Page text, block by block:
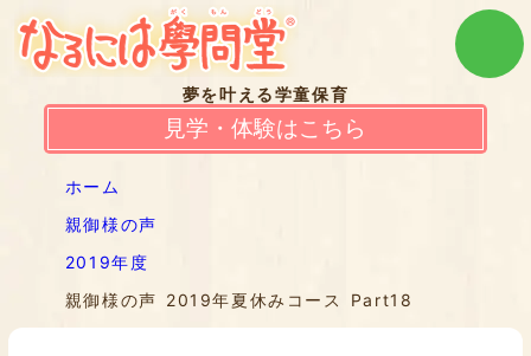
夢を叶える学童保育
見学・体験はこちら
ホーム
親御様の声
2019年度
親御様の声 2019年夏休みコース Part18